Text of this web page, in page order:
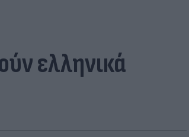
ελληνικά